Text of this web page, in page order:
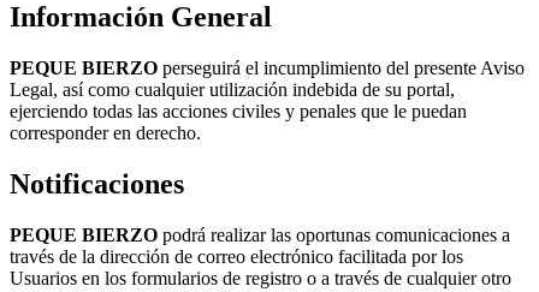
Información General
PEQUE BIERZO perseguirá el incumplimiento del presente Aviso
Legal, así como cualquier utilización indebida de su portal,
ejerciendo todas las acciones civiles y penales que le puedan
corresponder en derecho.
Notificaciones
PEQUE BIERZO podrá realizar las oportunas comunicaciones a
través de la dirección de correo electrónico facilitada por los
Usuarios en los formularios de registro o a través de cualquier otro